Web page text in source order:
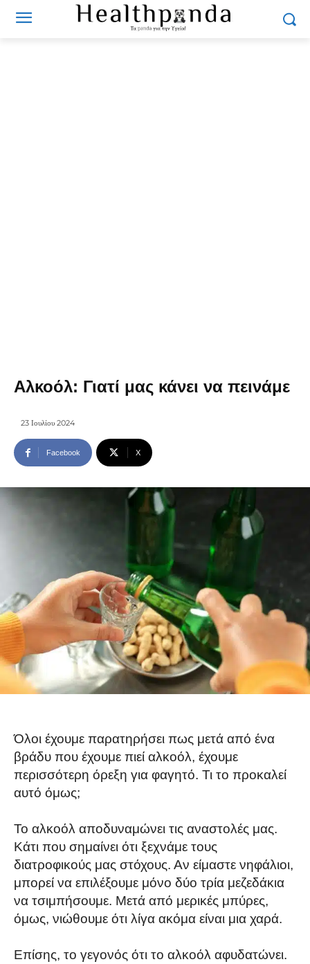
Αλκοόλ: Γιατί μας κάνει να πεινάμε
23 Ιουλίου 2024
Facebook X
Όλοι έχουμε παρατηρήσει πως μετά από ένα
βράδυ που έχουμε πιεί αλκοόλ, έχουμε
περισσότερη όρεξη για φαγητό. Τι το προκαλεί
αυτό όμως;
Το αλκοόλ αποδυναμώνει τις αναστολές μας.
Κάτι που σημαίνει ότι ξεχνάμε τους
διατροφικούς μας στόχους. Αν είμαστε νηφάλιοι,
μπορεί να επιλέξουμε μόνο δύο τρία μεζεδάκια
να τσιμπήσουμε. Μετά από μερικές μπύρες,
όμως, νιώθουμε ότι λίγα ακόμα είναι μια χαρά.
Επίσης, το γεγονός ότι το αλκοόλ αφυδατώνει.